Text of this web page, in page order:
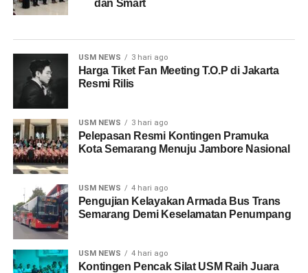
dan Smart
USM NEWS 3 hari ago
Harga Tiket Fan Meeting T.O.P di Jakarta
Resmi Rilis
USM NEWS 3 hari ago
Pelepasan Resmi Kontingen Pramuka
Kota Semarang Menuju Jambore Nasional
USM NEWS 4 hari ago
Pengujian Kelayakan Armada Bus Trans
Semarang Demi Keselamatan Penumpang
USM NEWS 4 hari ago
Kontingen Pencak Silat USM Raih Juara